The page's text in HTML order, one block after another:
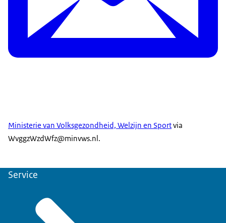
Ministerie van Volksgezondheid, Welzijn en Sportvia
WvggzWzdWfz@minvws.nl.
Service